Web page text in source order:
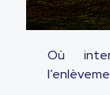
Où